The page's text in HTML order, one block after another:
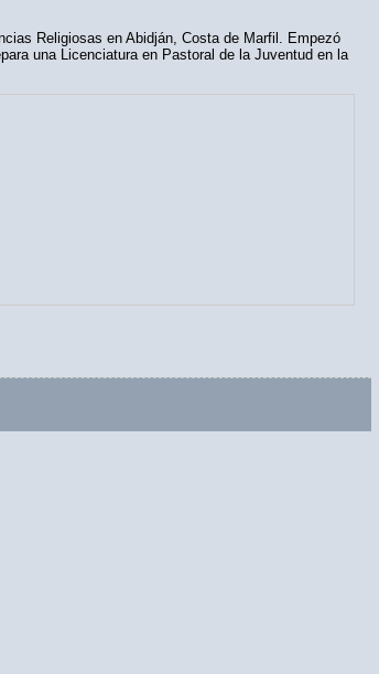
Religiosas en Abidján, Costa de Marfil. Empezó
una Licenciatura en Pastoral de la Juventud en la